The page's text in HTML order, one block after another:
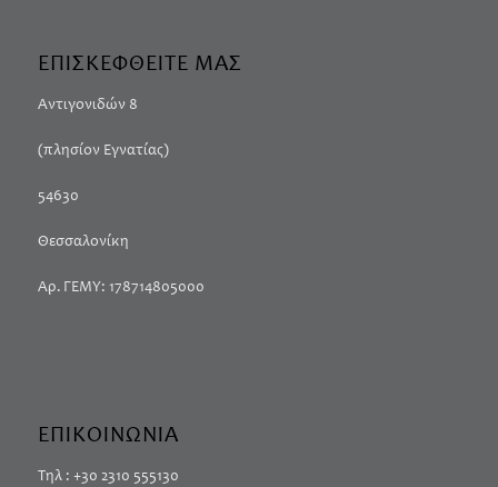
ΕΠΙΣΚΕΦΘΕΙΤΕ ΜΑΣ
Αντιγονιδών 8
(πλησίον Εγνατίας)
54630
Θεσσαλονίκη
Αρ. ΓΕΜΥ: 178714805000
ΕΠΙΚΟΙΝΩΝΙΑ
Τηλ : +30 2310 555130